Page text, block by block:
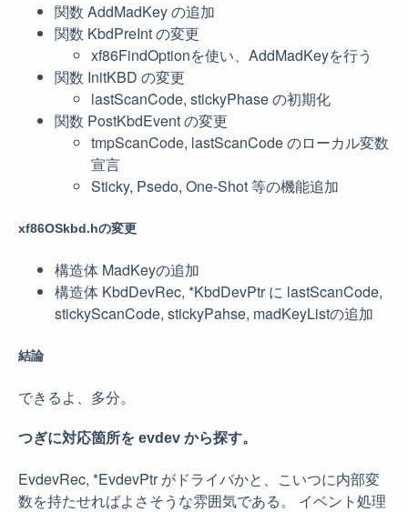
関数 AddMadKey の追加
関数 KbdPreInt の変更
xf86FindOptionを使い、AddMadKeyを行う
関数 InitKBD の変更
lastScanCode, stickyPhase の初期化
関数 PostKbdEvent の変更
tmpScanCode, lastScanCode のローカル変数
宣言
Sticky, Psedo, One-Shot 等の機能追加
xf86OSkbd.hの変更
構造体 MadKeyの追加
構造体 KbdDevRec, *KbdDevPtr に lastScanCode,
stickyScanCode, stickyPahse, madKeyListの追加
結論
できるよ、多分。
つぎに対応箇所を evdev から探す。
EvdevRec, *EvdevPtr がドライバかと、こいつに内部変
数を持たせればよさそうな雰囲気である。 イベント処理